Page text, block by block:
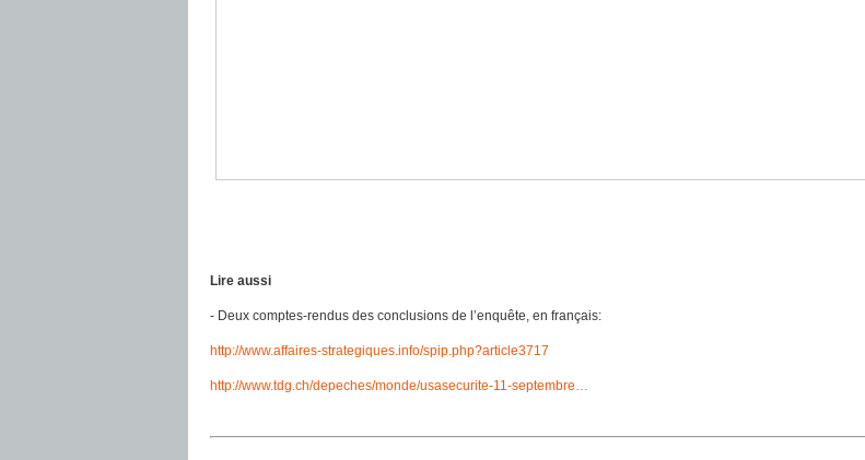
Lire aussi
- Deux comptes-rendus des conclusions de l’enquête, en français:
http://www.affaires-strategiques.info/spip.php?article3717
http://www.tdg.ch/depeches/monde/usasecurite-11-septembre…